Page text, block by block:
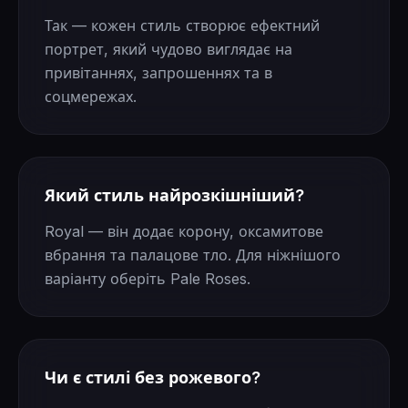
Так — кожен стиль створює ефектний
портрет, який чудово виглядає на
привітаннях, запрошеннях та в
соцмережах.
Який стиль найрозкішніший?
Royal — він додає корону, оксамитове
вбрання та палацове тло. Для ніжнішого
варіанту оберіть Pale Roses.
Чи є стилі без рожевого?